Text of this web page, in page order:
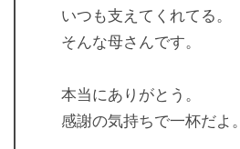
いつも支えてくれてる。
そんな母さんです。
本当にありがとう。
感謝の気持ちで一杯だよ。